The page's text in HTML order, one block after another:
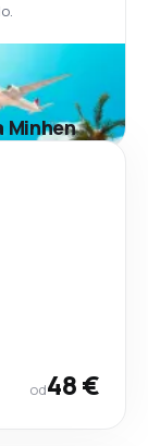
Minhen
od48 €